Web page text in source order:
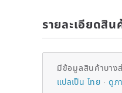
รายละเอียดสิน
มีข้อมูลสินค้าบาง
แปลเป็น ไทย
ดูภ